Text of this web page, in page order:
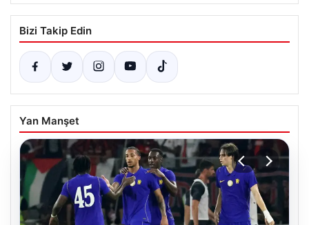
Bizi Takip Edin
Yan Manşet